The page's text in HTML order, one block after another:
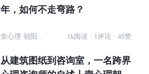
年，如何不走弯路？
1k阅读 · 1评论 · 48赞
从建筑图纸到咨询室，一名跨界